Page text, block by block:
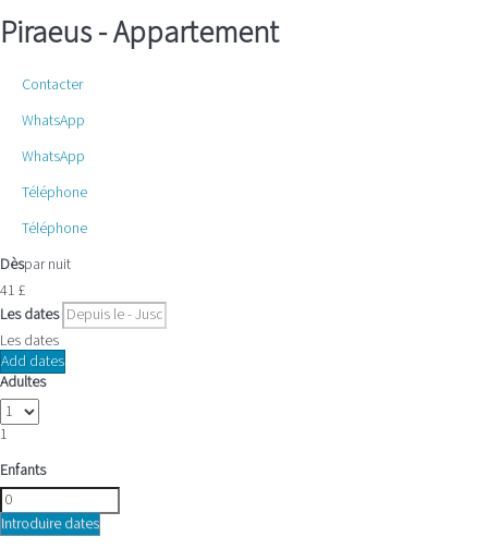
Piraeus -Appartement
Contacter
WhatsApp
WhatsApp
Téléphone
Téléphone
Dèspar nuit
41 £
Les dates
Les dates
Add dates
Adultes
1
Enfants
Introduire dates